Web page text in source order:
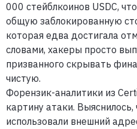
000 стейблкоинов USDC,
общую заблокированную
которая едва достигала
словами, хакеры просто
призванного скрывать
чистую.
Форензик-аналитики из
картину атаки.
использовали внешний